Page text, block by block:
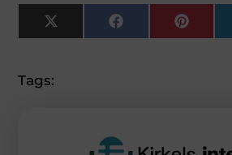
X
(Twitter)
Facebook
Tags: